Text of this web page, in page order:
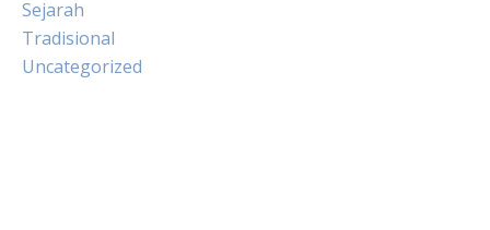
Sejarah
Tradisional
Uncategorized